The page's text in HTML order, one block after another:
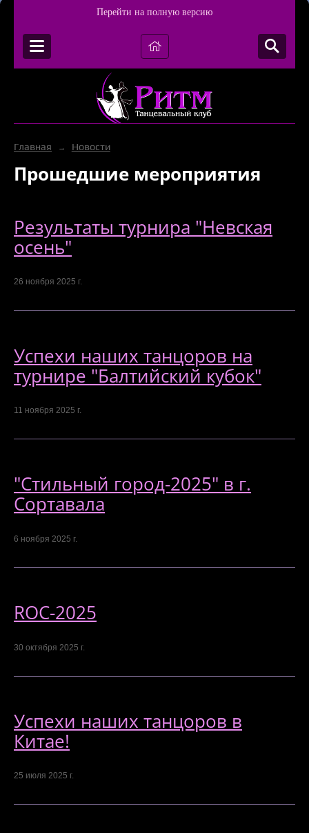
Перейти на полную версию
Главная → Новости
Прошедшие мероприятия
Результаты турнира "Невская
осень"
26 ноября 2025 г.
Успехи наших танцоров на
турнире "Балтийский кубок"
11 ноября 2025 г.
"Стильный город-2025" в г.
Сортавала
6 ноября 2025 г.
ROC-2025
30 октября 2025 г.
Успехи наших танцоров в
Китае!
25 июля 2025 г.